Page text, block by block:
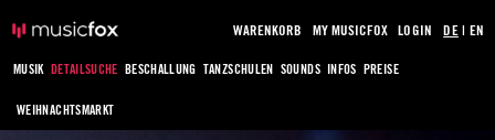
MUSIK DETAILSUCHE BESCHALLUNG TANZSCHULEN SOUNDS INFOS PREISE
WEIHNACHTSMARKT
WARENKORB MY MUSICFOX LOGIN DE| EN